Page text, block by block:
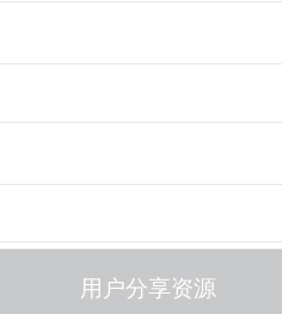
用户分享资源